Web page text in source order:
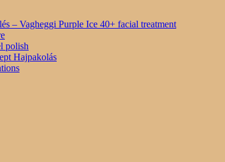
– Vagheggi Purple Ice 40+ facial treatment
polish
Hajpakolás